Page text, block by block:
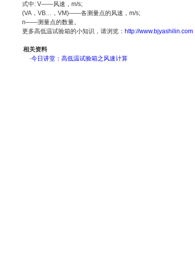
式中: V——风速，m/s;
(VA，VB…，VM)——各测量点的风速，m/s;
n——测量点的数量。
更多高低温试验箱的小知识，请浏览： http://www.bjyashilin.com
相关资料
·今日讲堂：高低温试验箱之风速计算